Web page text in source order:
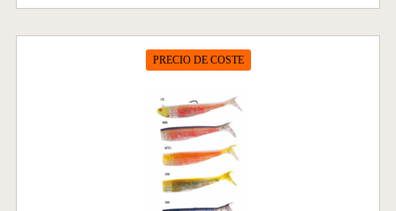
PRECIO DE COSTE